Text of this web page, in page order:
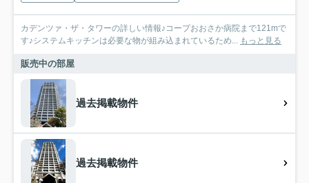
カデンツァ・ザ・タワーの詳しい情報♪コープおおさか病院まで121mで
す♪システムキッチンは必要な物が組み込まれているため... もっと見る
販売中の部屋
過去掲載物件
過去掲載物件